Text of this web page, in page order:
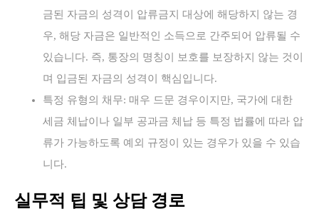
금된 자금의 성격이 압류금지 대상에 해당하지 않는 경
우, 해당 자금은 일반적인 소득으로 간주되어 압류될 수
있습니다. 즉, 통장의 명칭이 보호를 보장하지 않는 것이
며 입금된 자금의 성격이 핵심입니다.
특정 유형의 채무: 매우 드문 경우이지만, 국가에 대한
세금 체납이나 일부 공과금 체납 등 특정 법률에 따라 압
류가 가능하도록 예외 규정이 있는 경우가 있을 수 있습
니다.
실무적 팁 및 상담 경로